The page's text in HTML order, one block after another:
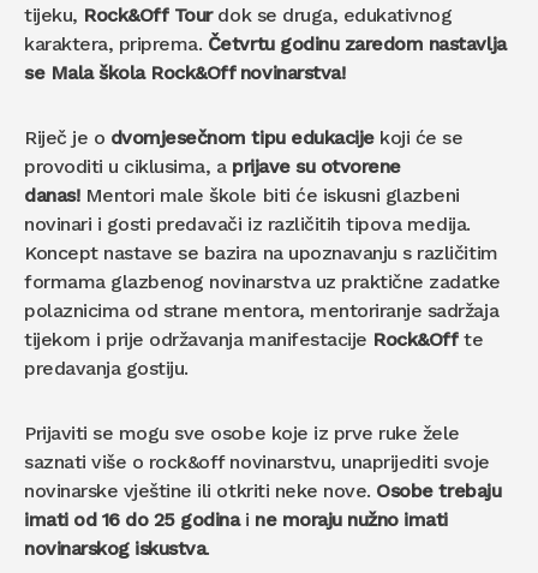
tijeku, Rock&OffTour dok se druga, edukativnog
karaktera, priprema. Četvrtu godinu zaredom nastavlja
se Mala škola Rock&Off novinarstva!
Riječ je o dvomjesečnom tipu edukacijekoji će se
provoditi u ciklusima, a prijave su otvorene
danas! Mentori male škole biti će iskusni glazbeni
novinari i gosti predavači iz različitih tipova medija.
Koncept nastave se bazira na upoznavanju s različitim
formama glazbenog novinarstva uz praktične zadatke
polaznicima od strane mentora, mentoriranje sadržaja
tijekom i prije održavanja manifestacije Rock&Offte
predavanja gostiju.
Prijaviti se mogu sve osobe koje iz prve ruke žele
saznati više o rock&off novinarstvu, unaprijediti svoje
novinarske vještine ili otkriti neke nove. Osobe trebaju
imati od 16 do 25 godinai ne moraju nužno imati
novinarskog iskustva.